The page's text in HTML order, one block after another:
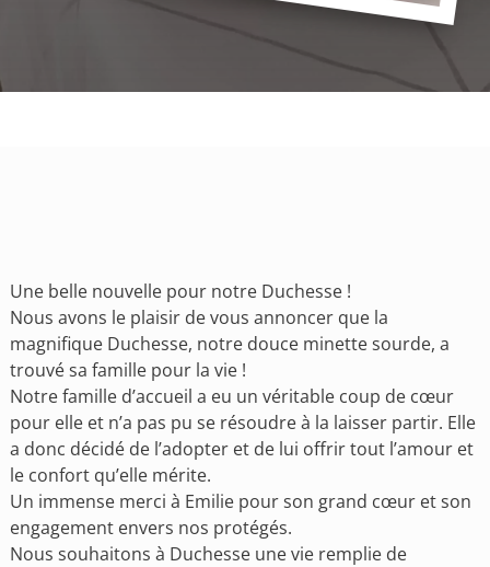
Une belle nouvelle pour notre Duchesse !
Nous avons le plaisir de vous annoncer que la
magnifique Duchesse, notre douce minette sourde, a
trouvé sa famille pour la vie !
Notre famille d’accueil a eu un véritable coup de cœur
pour elle et n’a pas pu se résoudre à la laisser partir. Elle
a donc décidé de l’adopter et de lui offrir tout l’amour et
le confort qu’elle mérite.
Un immense merci à Emilie pour son grand cœur et son
engagement envers nos protégés.
Nous souhaitons à Duchesse une vie remplie de